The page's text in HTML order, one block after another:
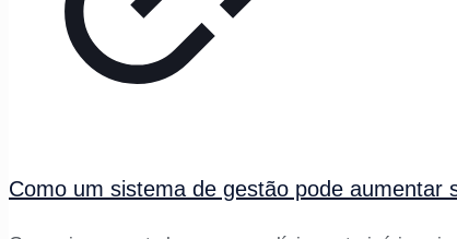
Como um sistema de gestão pode aumentar